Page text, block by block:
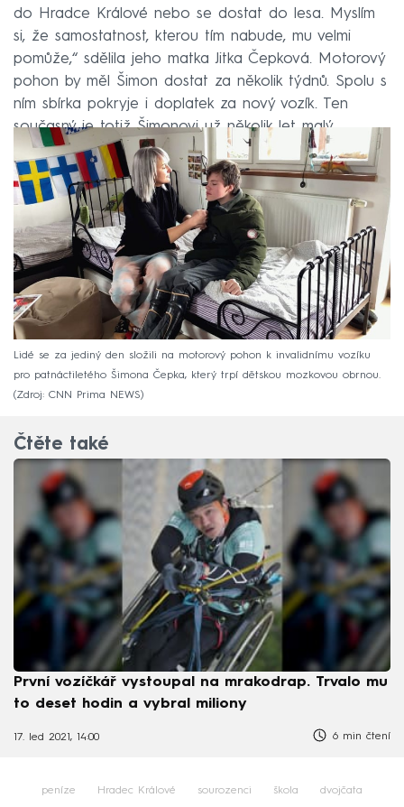
do Hradce Králové nebo se dostat do lesa. Myslím
si, že samostatnost, kterou tím nabude, mu velmi
pomůže,“ sdělila jeho matka Jitka Čepková. Motorový
pohon by měl Šimon dostat za několik týdnů. Spolu s
ním sbírka pokryje i doplatek za nový vozík. Ten
současný je totiž Šimonovi už několik let malý.
Lidé se za jediný den složili na motorový pohon k invalidnímu vozíku
pro patnáctiletého Šimona Čepka, který trpí dětskou mozkovou obrnou.
Zdroj: CNN Prima NEWS
Čtěte také
První vozíčkář vystoupal na mrakodrap. Trvalo mu
to deset hodin a vybral miliony
17. led 2021, 14:00 6 min čtení
peníze Hradec Králové sourozenci škola dvojčata